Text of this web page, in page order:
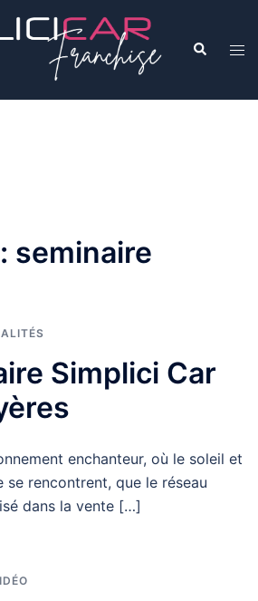
seminaire
Simplici Car
enchanteur, où le soleil et
se rencontrent, que le réseau
dans la vente […]